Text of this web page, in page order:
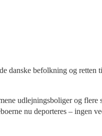
danske befolkning og
udlejningsboliger og flere
nu deporteres –